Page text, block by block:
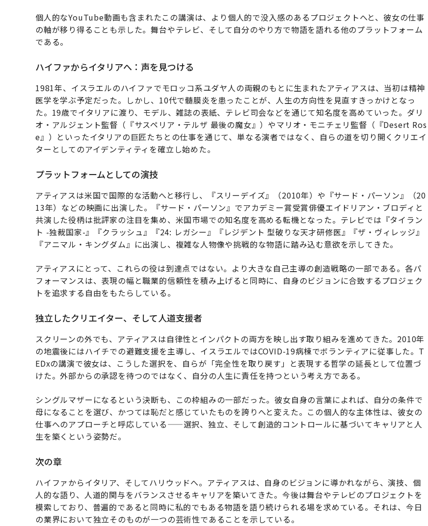
個人的なYouTube動画も含まれたこの講演は、より個人的で没入感のあるプロジェクトへと、彼女の仕事
の軸が移り得ることも示した。舞台やテレビ、そして自分のやり方で物語を語れる他のプラットフォーム
である。
ハイファからイタリアへ：声を見つける
1981年、イスラエルのハイファでモロッコ系ユダヤ人の両親のもとに生まれたアティアスは、当初は精神
医学を学ぶ予定だった。しかし、10代で髄膜炎を患ったことが、人生の方向性を見直すきっかけとなっ
た。19歳でイタリアに渡り、モデル、雑誌の表紙、テレビ司会などを通じて知名度を高めていった。ダリ
オ・アルジェント監督（『サスペリア・テルザ 最後の魔女』）やマリオ・モニチェリ監督（『Desert Ros
e』）といったイタリアの巨匠たちとの仕事を通じて、単なる演者ではなく、自らの道を切り開くクリエイ
ターとしてのアイデンティティを確立し始めた。
プラットフォームとしての演技
アティアスは米国で国際的な活動へと移行し、『スリーデイズ』（2010年）や『サード・パーソン』（20
13年）などの映画に出演した。『サード・パーソン』でアカデミー賞受賞俳優エイドリアン・ブロディと
共演した役柄は批評家の注目を集め、米国市場での知名度を高める転機となった。テレビでは『タイラン
ト -独裁国家-』『クラッシュ』『24: レガシー』『レジデント 型破りな天才研修医』『ザ・ヴィレッジ』
『アニマル・キングダム』に出演し、複雑な人物像や挑戦的な物語に踏み込む意欲を示してきた。
アティアスにとって、これらの役は到達点ではない。より大きな自己主導の創造戦略の一部である。各パ
フォーマンスは、表現の幅と職業的信頼性を積み上げると同時に、自身のビジョンに合致するプロジェク
トを追求する自由をもたらしている。
独立したクリエイター、そして人道支援者
スクリーンの外でも、アティアスは自律性とインパクトの両方を映し出す取り組みを進めてきた。2010年
の地震後にはハイチでの避難支援を主導し、イスラエルではCOVID-19病棟でボランティアに従事した。T
EDxの講演で彼女は、こうした選択を、自らが「完全性を取り戻す」と表現する哲学の延長として位置づ
けた。外部からの承認を待つのではなく、自分の人生に責任を持つという考え方である。
シングルマザーになるという決断も、この枠組みの一部だった。彼女自身の言葉によれば、自分の条件で
母になることを選び、かつては恥だと感じていたものを誇りへと変えた。この個人的な主体性は、彼女の
仕事へのアプローチと呼応している——選択、独立、そして創造的コントロールに基づいてキャリアと人
生を築くという姿勢だ。
次の章
ハイファからイタリア、そしてハリウッドへ。アティアスは、自身のビジョンに導かれながら、演技、個
人的な語り、人道的関与をバランスさせるキャリアを築いてきた。今後は舞台やテレビのプロジェクトを
模索しており、普遍的であると同時に私的でもある物語を語り続けられる場を求めている。それは、今日
の業界において独立そのものが一つの芸術性であることを示している。